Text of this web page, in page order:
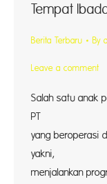
Tempat
Berita Terbaru By
Leave a comment
Salah satu anak
yang beroperasi
menjalankan